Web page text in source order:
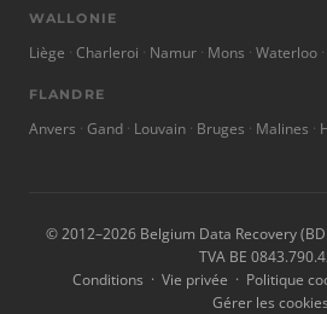
WALLONIE
Liège Charleroi Namur Mons Waterloo
FLANDRE
Anvers Gand Louvain Bruges Malines
© 2012–2026 Belgium Data Recovery
TVA BE
Conditions · Vie privée · Politique
Gérer les cookies